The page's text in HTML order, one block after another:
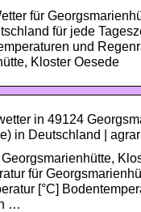
für
für jede
und
Kloster Oesede
in 49124
in Deutschland |
für
[°C]
…